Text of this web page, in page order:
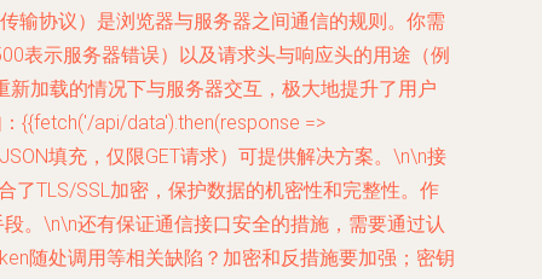
输协议）是浏览器与服务器之间通信的规则。你需
表示服务器错误）以及请求头与响应头的用途（例
加载的情况下与服务器交互，极大地提升了用户
{{fetch('/api/data').then(response =>
填充，仅限GET请求）可提供解决方案。\n\n接
了TLS/SSL加密，保护数据的机密性和完整性。作
。\n\n还有保证通信接口安全的措施，需要通过认
随处调用等相关缺陷？加密和反措施要加强；密钥